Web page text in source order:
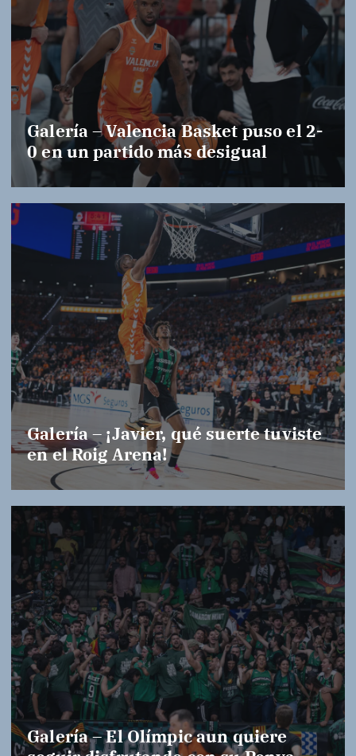
Galería – Valencia Basket puso el 2-
0 en un partido más desigual
Galería – ¡Javier, qué suerte tuviste
en el Roig Arena!
Galería – El Olímpic aun quiere